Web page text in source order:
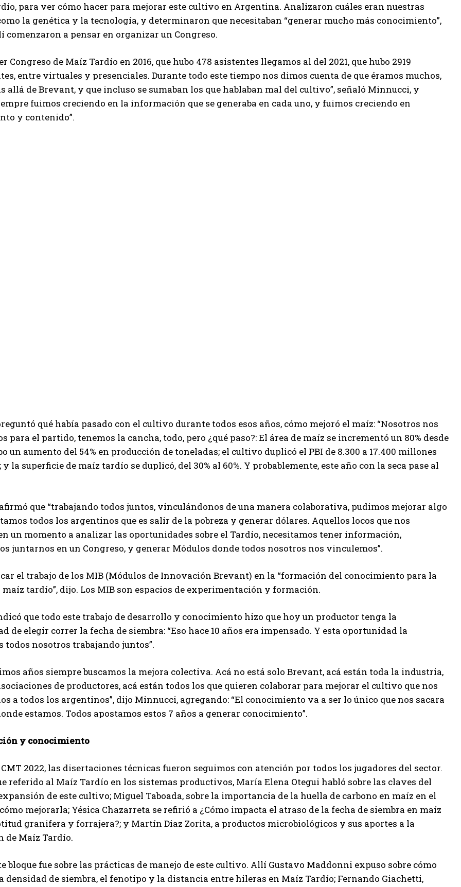
Suscribite al Newsletter
QUIERO SUSCRIBIRME
Leí y acepto laPolítica de Privacidad.
para ver cómo hacer para mejorar este cultivo en Argentina. Analizaron cuáles eran nuestras
la genética y la tecnología, y determinaron que necesitaban “generar mucho más conocimiento”,
comenzaron a pensar en organizar un Congreso.
Congreso de Maíz Tardío en 2016, que hubo 478 asistentes llegamos al del 2021, que hubo 2919
entre virtuales y presenciales. Durante todo este tiempo nos dimos cuenta de que éramos muchos,
allá de Brevant, y que incluso se sumaban los que hablaban mal del cultivo”, señaló Minnucci, y
fuimos creciendo en la información que se generaba en cada uno, y fuimos creciendo en
y contenido”.
qué había pasado con el cultivo durante todos esos años, cómo mejoró el maíz: “Nosotros nos
para el partido, tenemos la cancha, todo, pero ¿qué paso?: El área de maíz se incrementó un 80% desde
un aumento del 54% en producción de toneladas; el cultivo duplicó el PBI de 8.300 a 17.400 millones
y la superficie de maíz tardío se duplicó, del 30% al 60%. Y probablemente, este año con la seca pase al
que “trabajando todos juntos, vinculándonos de una manera colaborativa, pudimos mejorar algo
todos los argentinos que es salir de la pobreza y generar dólares. Aquellos locos que nos
un momento a analizar las oportunidades sobre el Tardío, necesitamos tener información,
juntarnos en un Congreso, y generar Módulos donde todos nosotros nos vinculemos”.
el trabajo de los MIB (Módulos de Innovación Brevant) en la “formación del conocimiento para la
maíz tardío”, dijo. Los MIB son espacios de experimentación y formación.
que todo este trabajo de desarrollo y conocimiento hizo que hoy un productor tenga la
de elegir correr la fecha de siembra: “Eso hace 10 años era impensado. Y esta oportunidad la
todos nosotros trabajando juntos”.
años siempre buscamos la mejora colectiva. Acá no está solo Brevant, acá están toda la industria,
de productores, acá están todos los que quieren colaborar para mejorar el cultivo que nos
a todos los argentinos”, dijo Minnucci, agregando: “El conocimiento va a ser lo único que nos sacara
estamos. Todos apostamos estos 7 años a generar conocimiento”.
y conocimiento
2022, las disertaciones técnicas fueron seguimos con atención por todos los jugadores del sector.
referido al Maíz Tardío en los sistemas productivos, María Elena Otegui habló sobre las claves del
de este cultivo; Miguel Taboada, sobre la importancia de la huella de carbono en maíz en el
mejorarla; Yésica Chazarreta se refirió a ¿Cómo impacta el atraso de la fecha de siembra en maíz
granifera y forrajera?; y Martín Diaz Zorita, a productos microbiológicos y sus aportes a la
de Maíz Tardío.
bloque fue sobre las prácticas de manejo de este cultivo. Allí Gustavo Maddonni expuso sobre cómo
densidad de siembra, el fenotipo y la distancia entre hileras en Maíz Tardío; Fernando Giachetti,